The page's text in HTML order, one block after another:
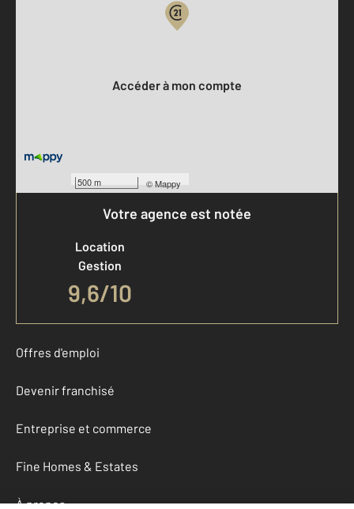
500 m ©Mappy
Accéder à mon compte
Votre agence est notée
Location
Gestion
9,6/10
Offres d'emploi
Devenir franchisé
Entreprise et commerce
Fine Homes & Estates
À propos